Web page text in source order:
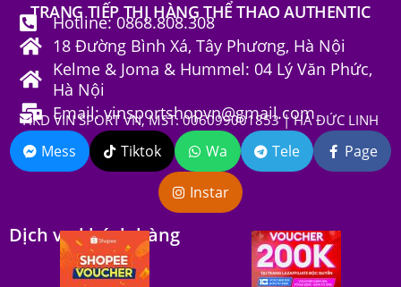
TRANG TIẾP THỊ HÀNG THỂ THAO AUTHENTIC
Hotline: 0868.808.308
18 Đường Bình Xá, Tây Phương, Hà Nội
Kelme & Joma & Hummel: 04 Lý Văn Phức,
Hà Nội
Email: vinsportshopvn@gmail.com
HKD VIN SPORT VN, MST: 006099001853 | HÀ ĐỨC LINH
Mess Tiktok Wa Tele Page
Instar
Dịch vụ khách hàng